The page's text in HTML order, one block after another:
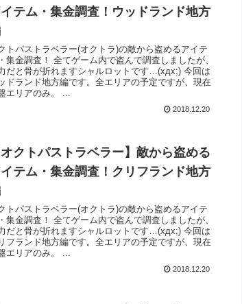
テム・集金調査！ウッドランド地方
トパストラベラー(オクトラ)の敵から盗めるアイテ
集金調査！ 全てゲーム内で盗んで調査しましたが、
だと骨が折れますシャルロットです…(xдx;) 今回は
ドランド地方編です。全エリアの予定ですが、現在
エリアのみ。 ...
2018.12.20
オクトパストラベラー】敵から盗める
テム・集金調査！クリフランド地方
トパストラベラー(オクトラ)の敵から盗めるアイテ
集金調査！ 全てゲーム内で盗んで調査しましたが、
だと骨が折れますシャルロットです…(xдx;) 今回は
フランド地方編です。全エリアの予定ですが、現在
エリアのみ。 ...
2018.12.20